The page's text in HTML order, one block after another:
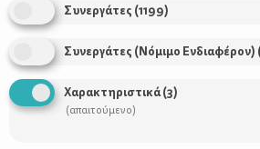
Χρήσιμοι
Τι είναι το ΔΕΛΤΑ
Συνεργάτες (1199)
Συνεργάτες (Νόμιμο Ενδιαφέρον)
Χαρακτηριστικά(3)
(απαιτούμενο)